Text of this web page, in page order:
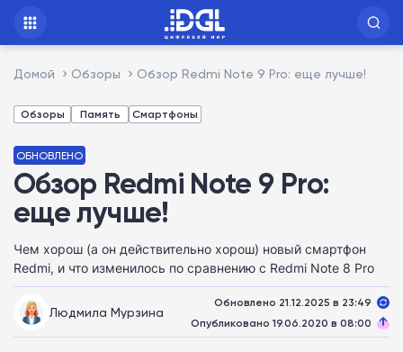
Домой Обзоры Обзор Redmi Note 9 Pro: еще лучше!
Обзоры Память Смартфоны
ОБНОВЛЕНО
Обзор Redmi Note 9 Pro:
еще лучше!
Чем хорош (а он действительно хорош) новый смартфон
Redmi, и что изменилось по сравнению с Redmi Note 8 Pro
Людмила Мурзина
Обновлено 21.12.2025 в 23:49
Опубликовано 19.06.2020 в 08:00